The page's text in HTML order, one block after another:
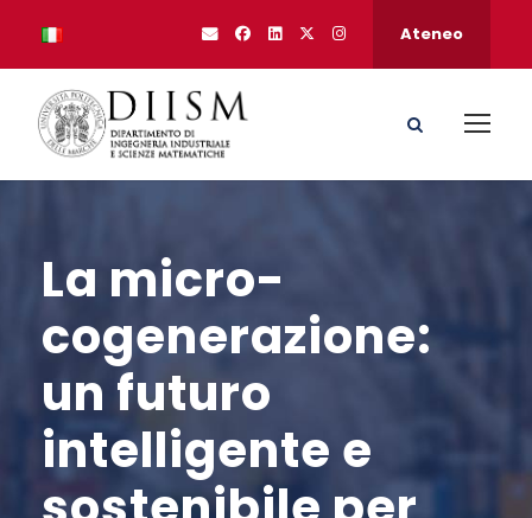
Ateneo
La micro-
cogenerazione:
un futuro
intelligente e